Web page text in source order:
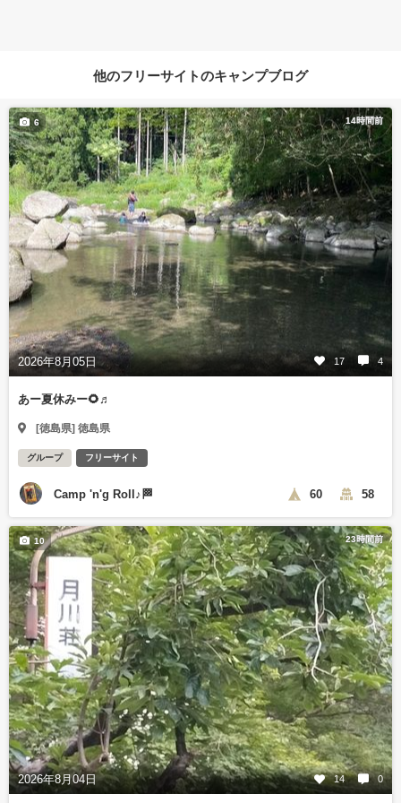
他のフリーサイトのキャンプブログ
14時間前
2026年8月05日 17 4
6
あー夏休みー🌻♬
[徳島県] 徳島県
グループ フリーサイト
Camp 'n'g Roll♪🏁 60 58
23時間前
2026年8月04日 14 0
10